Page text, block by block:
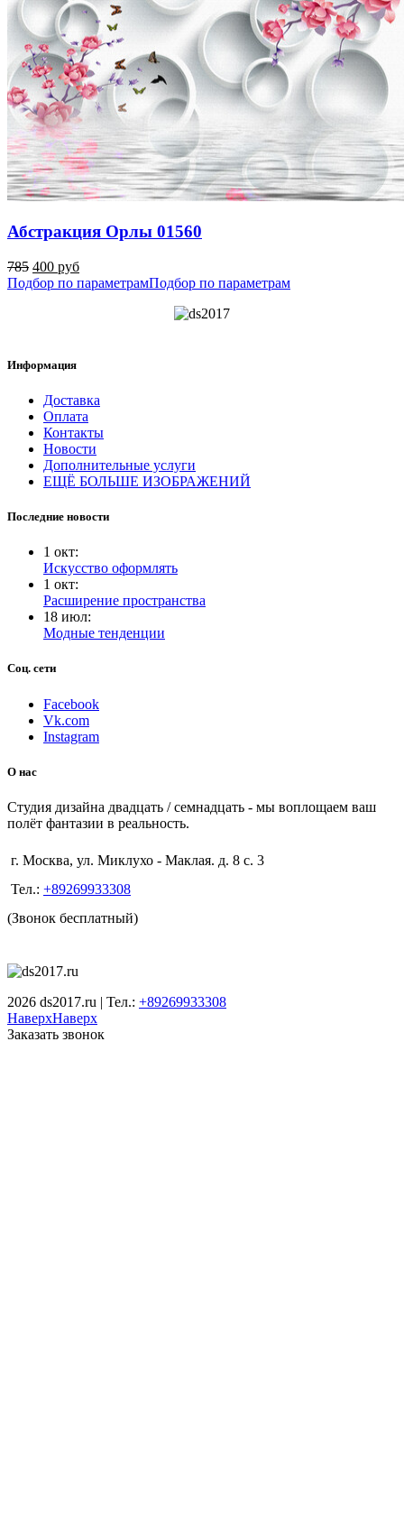
Абстракция Орлы 01560
785 400 руб
Подбор по параметрамПодбор по параметрам
Информация
Доставка
Оплата
Контакты
Новости
Дополнительные услуги
ЕЩЁ БОЛЬШЕ ИЗОБРАЖЕНИЙ
Последние новости
1 окт:
Искусство оформлять
1 окт:
Расширение пространства
18 июл:
Модные тенденции
Соц. сети
Facebook
Vk.com
Instagram
О нас
Студия дизайна двадцать / семнадцать - мы воплощаем ваш
полёт фантазии в реальность.
г. Москва, ул. Миклухо - Маклая. д. 8 с. 3
Тел.: +89269933308
(Звонок бесплатный)
2026 ds2017.ru | Тел.: +89269933308
НаверхНаверх
Заказать звонок